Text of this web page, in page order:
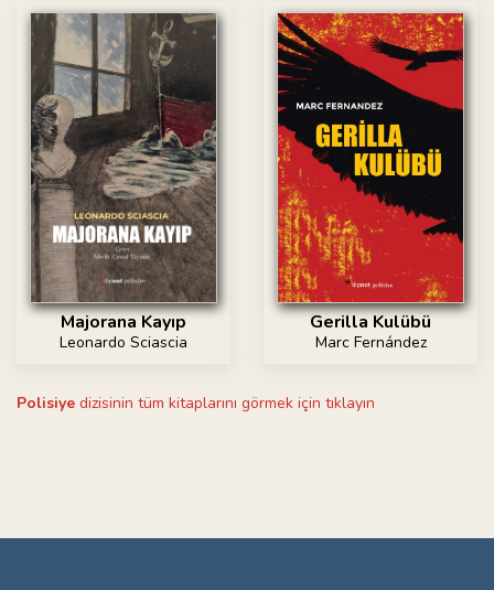
Majorana Kayıp
Leonardo Sciascia
Gerilla Kulübü
Marc Fernández
Polisiye dizisinin tüm kitaplarını görmek için tıklayın